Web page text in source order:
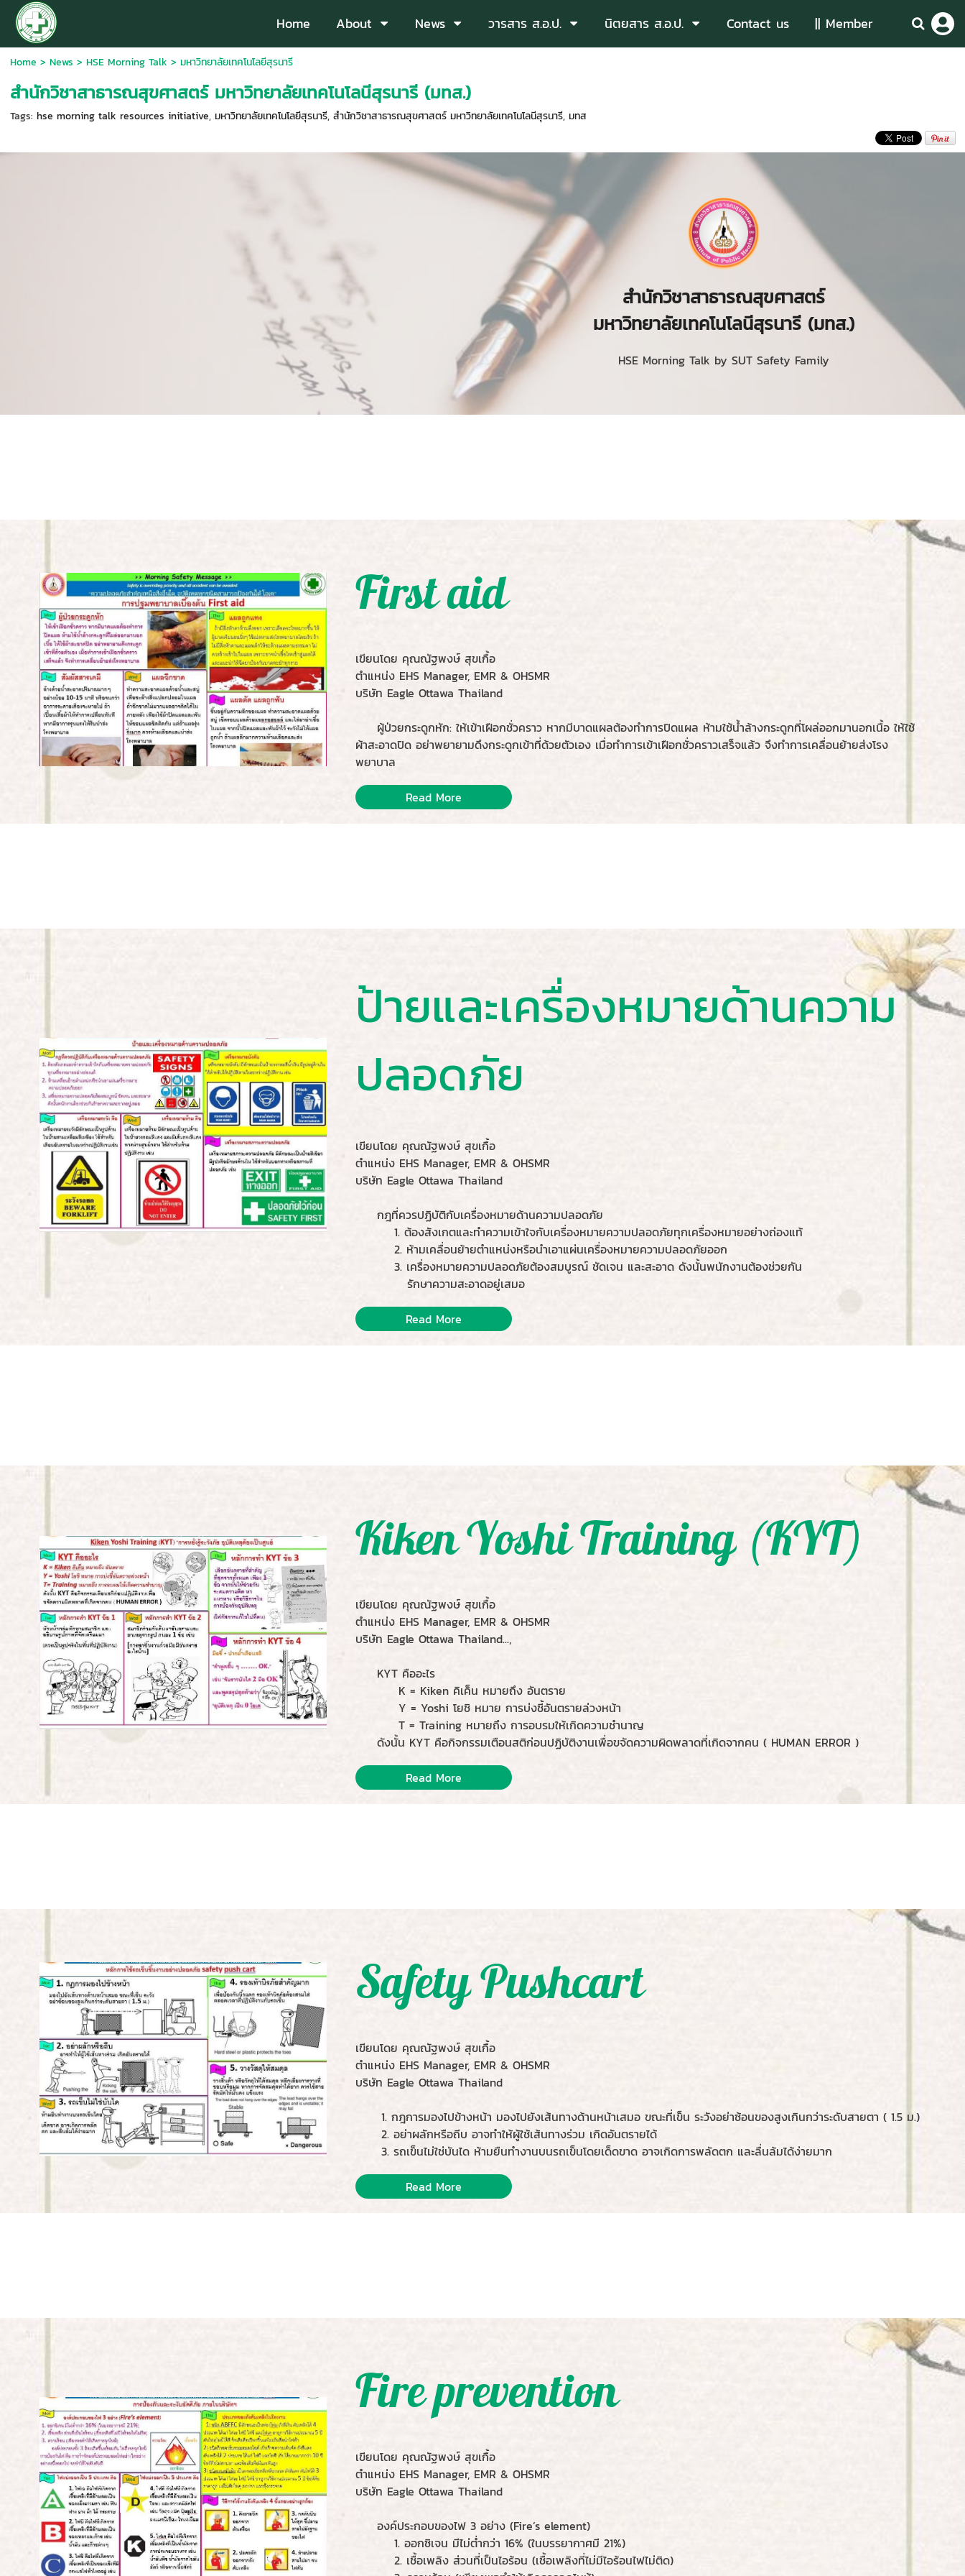
Home About News วารสาร ส.อ.ป. นิตยสาร ส.อ.ป. Contact us || Member
Home > News > HSE Morning Talk > มหาวิทยาลัยเทคโนโลยีสุรนารี
สำนักวิชาสาธารณสุขศาสตร์ มหาวิทยาลัยเทคโนโลนีสุรนารี (มทส.)
Tags: hse morning talk resources initiative, มหาวิทยาลัยเทคโนโลยีสุรนารี, สำนักวิชาสาธารณสุขศาสตร์ มหาวิทยาลัยเทคโนโลนีสุรนารี, มทส
สำนักวิชาสาธารณสุขศาสตร์
มหาวิทยาลัยเทคโนโลนีสุรนารี (มทส.)
HSE Morning Talk by SUT Safety Family
First aid
เขียนโดย คุณณัฐพงษ์ สุขเกื้อ
ตำแหน่ง EHS Manager, EMR & OHSMR
บริษัท Eagle Ottawa Thailand
ผู้ป่วยกระดูกหัก: ให้เข้าเฝือกชั่วคราว หากมีบาดแผลต้องทำการปิดแผล ห้ามใช้น้ำล้างกระดูกที่โผล่ออกมานอกเนื้อ ให้ใช้
ผ้าสะอาดปิด อย่าพยายามดึงกระดูกเข้าที่ด้วยตัวเอง เมื่อทำการเข้าเฝือกชั่วคราวเสร็จแล้ว จึงทำการเคลื่อนย้ายส่งโรง
พยาบาล
Read More
ป้ายและเครื่องหมายด้านความ
ปลอดภัย
เขียนโดย คุณณัฐพงษ์ สุขเกื้อ
ตำแหน่ง EHS Manager, EMR & OHSMR
บริษัท Eagle Ottawa Thailand
กฎที่ควรปฏิบัติกับเครื่องหมายด้านความปลอดภัย
1. ต้องสังเกตและทำความเข้าใจกับเครื่องหมายความปลอดภัยทุกเครื่องหมายอย่างถ่องแท้
2. ห้ามเคลื่อนย้ายตำแหน่งหรือนำเอาแผ่นเครื่องหมายความปลอดภัยออก
3. เครื่องหมายความปลอดภัยต้องสมบูรณ์ ชัดเจน และสะอาด ดังนั้นพนักงานต้องช่วยกัน
รักษาความสะอาดอยู่เสมอ
Read More
Kiken Yoshi Training (KYT)
เขียนโดย คุณณัฐพงษ์ สุขเกื้อ
ตำแหน่ง EHS Manager, EMR & OHSMR
บริษัท Eagle Ottawa Thailand...,
KYT คืออะไร
K = Kiken คิเค็น หมายถึง อันตราย
Y = Yoshi โยชิ หมาย การบ่งชี้อันตรายล่วงหน้า
T = Training หมายถึง การอบรมให้เกิดความชำนาญ
ดังนั้น KYT คือกิจกรรมเตือนสติก่อนปฏิบัติงานเพื่อขจัดความผิดพลาดที่เกิดจากคน ( HUMAN ERROR )
Read More
Safety Pushcart
เขียนโดย คุณณัฐพงษ์ สุขเกื้อ
ตำแหน่ง EHS Manager, EMR & OHSMR
บริษัท Eagle Ottawa Thailand
1. กฎการมองไปข้างหน้า มองไปยังเส้นทางด้านหน้าเสมอ ขณะที่เข็น ระวังอย่าซ้อนของสูงเกินกว่าระดับสายตา ( 1.5 ม.)
2. อย่าผลักหรือถีบ อาจทำให้ผู้ใช้เส้นทางร่วม เกิดอันตรายได้
3. รถเข็นไม่ใช่บันได ห้ามยืนทำงานบนรถเข็นโดยเด็ดขาด อาจเกิดการพลัดตก และลื่นล้มได้ง่ายมาก
Read More
Fire prevention
เขียนโดย คุณณัฐพงษ์ สุขเกื้อ
ตำแหน่ง EHS Manager, EMR & OHSMR
บริษัท Eagle Ottawa Thailand
องค์ประกอบของไฟ 3 อย่าง (Fire’s element)
1. ออกซิเจน มีไม่ต่ำกว่า 16% (ในบรรยากาศมี 21%)
2. เชื้อเพลิง ส่วนที่เป็นไอร้อน (เชื้อเพลิงที่ไม่มีไอร้อนไฟไม่ติด)